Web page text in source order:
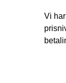
Vi